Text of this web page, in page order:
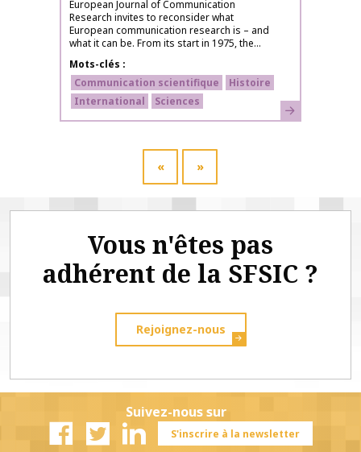
European Journal of Communication
Research invites to reconsider what
European communication research is – and
what it can be. From its start in 1975, the...
Mots-clés
Communication scientifique
Histoire
International
Sciences En savoir plus
« »
Vous n'êtes pas
adhérent de la SFSIC ?
Rejoignez-nous
Suivez-nous sur
S'inscrire à la newsletter